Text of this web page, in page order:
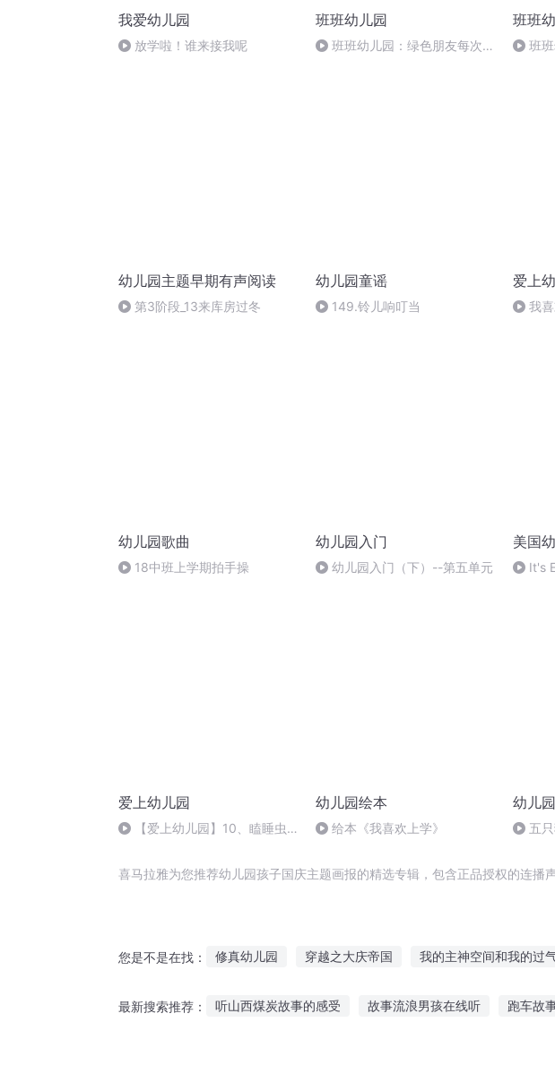
我爱幼儿园
放学啦！谁来接我呢
班班幼儿园
班班幼儿园：绿色朋友每次考
班班
班
幼儿园主题早期有声阅读
第3阶段_13来库房过冬
幼儿园童谣
149.铃儿响叮当
爱上
我
幼儿园歌曲
18中班上学期拍手操
幼儿园入门
幼儿园入门（下）--第五单元
美国
It's
爱上幼儿园
【爱上幼儿园】10、瞌睡虫
Corpus
幼儿园绘本
给本《我喜欢上学》
幼儿
五
喜马拉雅为您推荐幼儿园孩子国庆主题画报的精选专辑，包含正品授权的连播
您是不是在找： 修真幼儿园 穿越之大庆帝国 我的主神空间和我的过
最新搜索推荐： 听山西煤炭故事的感受 故事流浪男孩在线听 跑车故